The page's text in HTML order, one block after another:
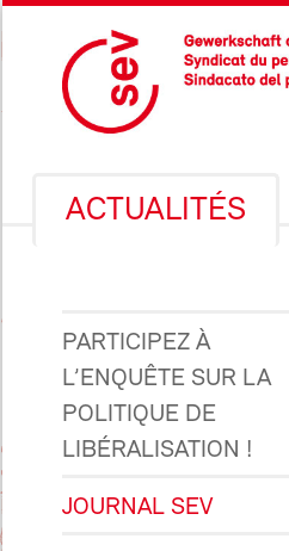
ACTUALITÉS
PARTICIPEZ À
L’ENQUÊTE SUR LA
POLITIQUE DE
LIBÉRALISATION !
JOURNAL SEV